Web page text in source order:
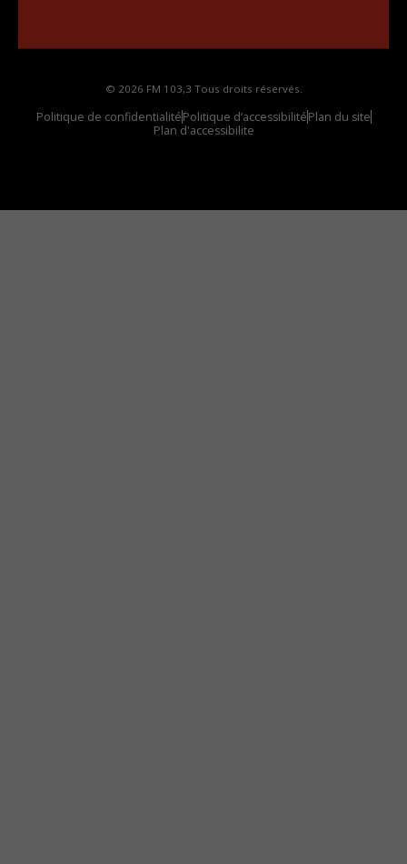
© 2026 FM 103,3 Tous droits réservés.
Politique de confidentialitéPolitique d’accessibilitéPlan du site
Plan d'accessibilite